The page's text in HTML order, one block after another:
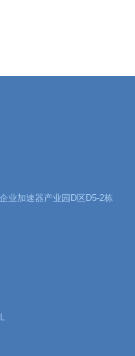
业加速器产业园D区D5-2栋